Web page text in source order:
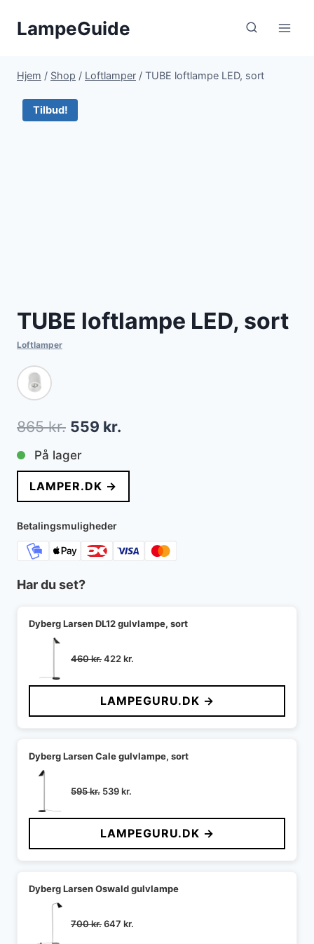
LampeGuide
Hjem / Shop / Loftlamper / TUBE loftlampe LED, sort
Tilbud!
TUBE loftlampe LED, sort
Loftlamper
865kr. Den
oprindelige
pris
var:
865 kr..
559 kr.
pris
er:
På lager
LAMPER.DK →
Betalingsmuligheder
Har du set?
Dyberg Larsen DL12 gulvlampe, sort
460kr.Den
pris
var:
460 kr..
422kr.
pris
er:
422 kr..
LAMPEGURU.DK →
Dyberg Larsen Cale gulvlampe, sort
595kr. Den
pris
var:
595 kr..
539kr.
pris
er:
539 kr..
LAMPEGURU.DK →
Dyberg Larsen Oswald gulvlampe
700kr.Den
647 kr.